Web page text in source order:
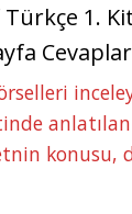
Türkçe 1.
konusu,